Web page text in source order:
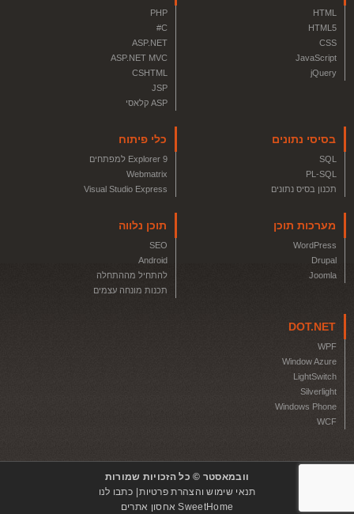
HTML
HTML5
CSS
JavaScript
jQuery
PHP
C#
ASP.NET
ASP.NET MVC
CSHTML
JSP
ASP קלאסי
בסיסי נתונים
SQL
PL-SQL
תכנון בסיס נתונים
כלי פיתוח
Explorer 9 למפתחים
Webmatrix
Visual Studio Express
מערכות תוכן
WordPress
Drupal
Joomla
תוכן נלווה
SEO
Android
להתחיל מההתחלה
תכנות מונחה עצמים
DOT.NET
WPF
Window Azure
LightSwitch
Silverlight
Windows Phone
WCF
וובמאסטר © כל הזכויות שמורות
תנאי שימוש והצהרת פרטיות כתבו לנו
SweetHome אחסון אתרים